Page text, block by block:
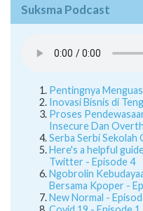
Suksma Podcast
Pentingnya
Inovasi Bisnis di
Proses
Insecure Dan
Serba Serbi Sekolah
Here's a helpful
Twitter - Episode 4
Ngobrolin
Bersama Kpoper -
New Normal -